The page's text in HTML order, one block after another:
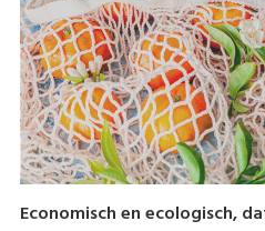
Economisch en ecologisch,